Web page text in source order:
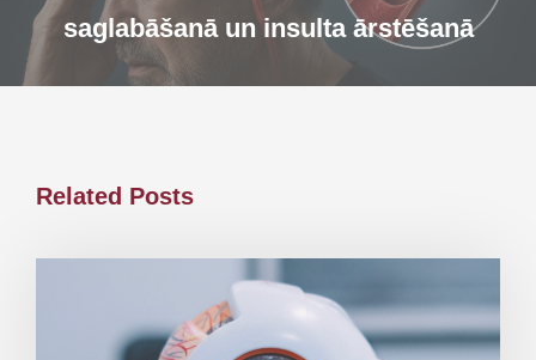
saglabāšanā un insulta ārstēšanā
Related Posts